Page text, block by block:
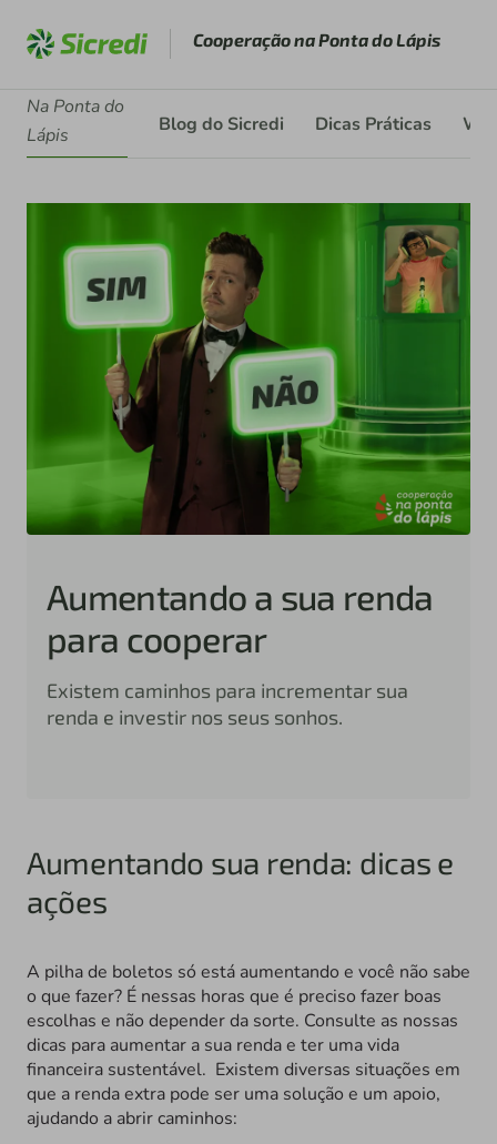
Cooperação na Ponta do Lápis
Na Ponta do
Lápis
Blog do Sicredi Dicas Práticas
Aumentando a sua renda
para cooperar
Existem caminhos para incrementar sua
renda e investir nos seus sonhos.
Aumentando sua renda: dicas e
ações
A pilha de boletos só está aumentando e você não sabe
o que fazer? É nessas horas que é preciso fazer boas
escolhas e não depender da sorte. Consulte as nossas
dicas para aumentar a sua renda e ter uma vida
financeira sustentável. Existem diversas situações em
que a renda extra pode ser uma solução e um apoio,
ajudando a abrir caminhos: